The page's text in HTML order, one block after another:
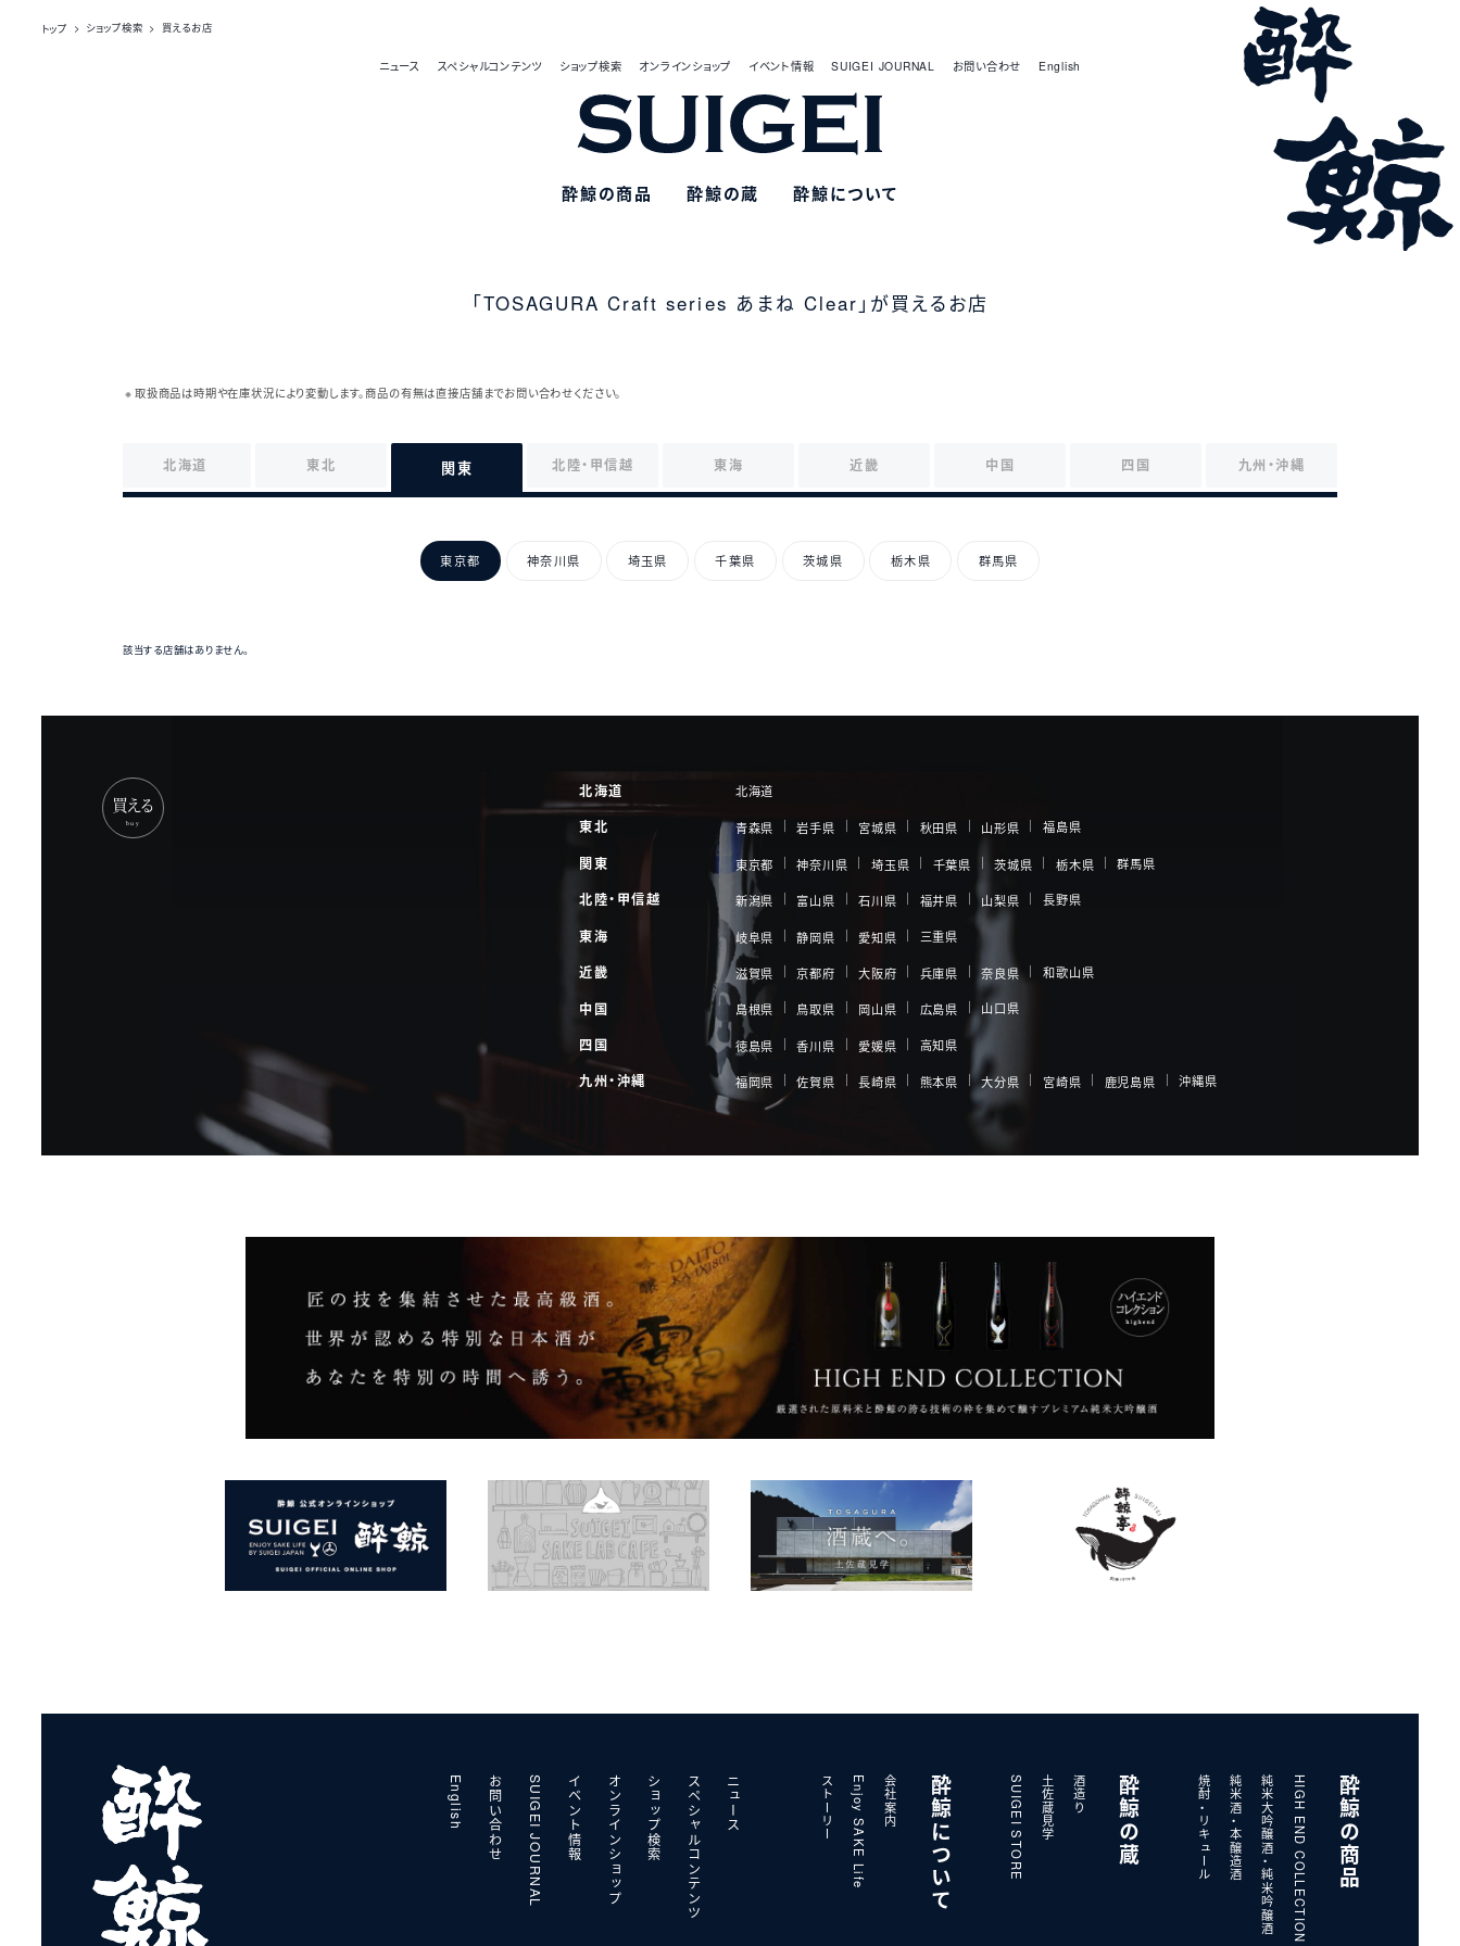
酔鯨の商品 酔鯨の蔵 酔鯨について
ニュース スペシャルコンテンツ ショップ検索 オンラインショップ イベント情報 SUIGEI JOURNAL お問い合わせ English
トップ ショップ検索 買えるお店
「TOSAGURA Craft series あまね Clear」が買えるお店
取扱商品は時期や在庫状況により変動します。商品の有無は直接店舗までお問い合わせください。
北海道 東北 関東 北陸・甲信越 東海 近畿 中国 四国 九州・沖縄
東京都
神奈川県 埼玉県 千葉県 茨城県 栃木県 群馬県
東
該当する店舗はありません。
買える
buy
北海道 北海道
東北 青森県 岩手県 宮城県 秋田県 山形県 福島県
関東 東京都 神奈川県 埼玉県 千葉県 茨城県 栃木県 群馬県
北陸・甲信越 新潟県 富山県 石川県 福井県 山梨県 長野県
東海 岐阜県 静岡県 愛知県 三重県
近畿 滋賀県 京都府 大阪府 兵庫県 奈良県 和歌山県
中国 島根県 鳥取県 岡山県 広島県 山口県
四国 徳島県 香川県 愛媛県 高知県
九州・沖縄 福岡県 佐賀県 長崎県 熊本県 大分県 宮崎県 鹿児島県 沖縄県
酔鯨の商品
HIGH END COLLECTION
純米大吟醸酒・純米吟醸酒
純米酒・本醸造酒
焼酎・リキュール
酔鯨の蔵
酒造り
土佐蔵見学
SUIGEI STORE
酔鯨について
会社案内
Enjoy SAKE Life
ストーリー
ニュース
スペシャルコンテンツ
ショップ検索
オンラインショップ
イベント情報
SUIGEI JOURNAL
お問い合わせ
English